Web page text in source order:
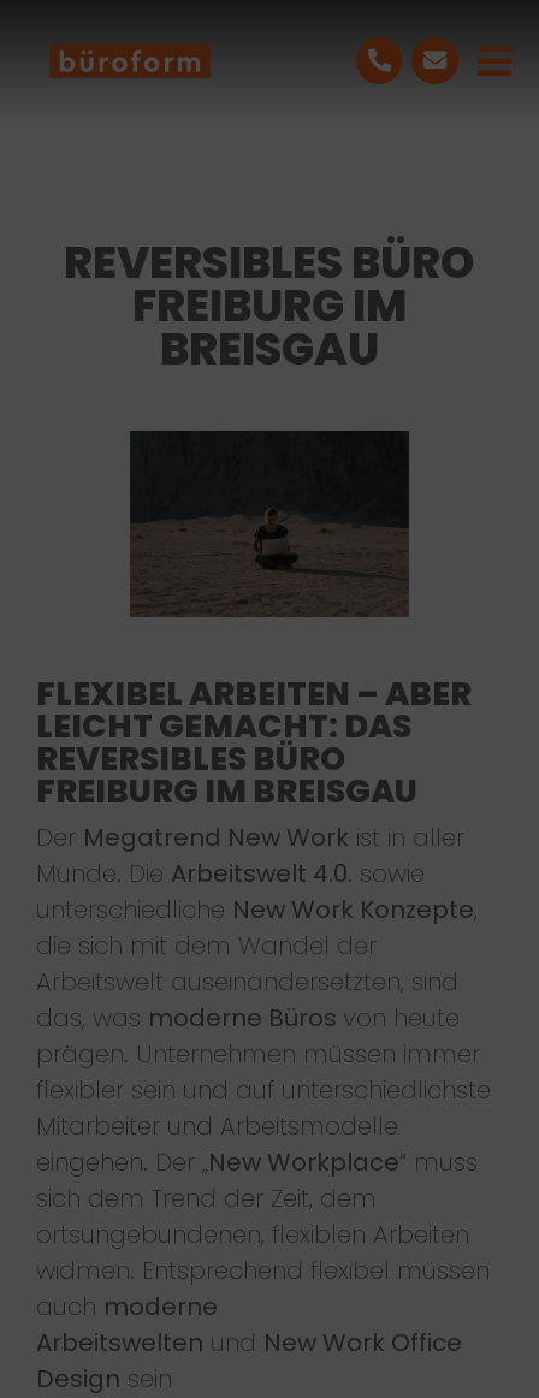
content
ÜBER UNS
BLOG
REVERSIBLES BÜRO
FREIBURG IM
BREISGAU
FLEXIBEL ARBEITEN – ABER
LEICHT GEMACHT: DAS
REVERSIBLES BÜRO
FREIBURG IM BREISGAU
Der Megatrend New Work ist in aller
Munde. Die Arbeitswelt 4.0. sowie
unterschiedliche New Work Konzepte,
die sich mit dem Wandel der
Arbeitswelt auseinandersetzten, sind
das, was moderne Büros von heute
prägen. Unternehmen müssen immer
flexibler sein und auf unterschiedlichste
Mitarbeiter und Arbeitsmodelle
eingehen. Der „New Workplace“ muss
sich dem Trend der Zeit, dem
ortsungebundenen, flexiblen Arbeiten
widmen. Entsprechend flexibel müssen
auch moderne
Arbeitswelten und New Work Office
Design sein